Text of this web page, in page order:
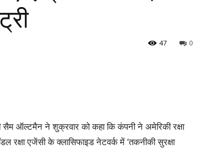
0
47
ऑल्टमैन ने शुक्रवार को कहा कि कंपनी ने अमेरिकी रक्षा
एजेंसी के क्लासिफाइड नेटवर्क में ‘तकनीकी सुरक्षा